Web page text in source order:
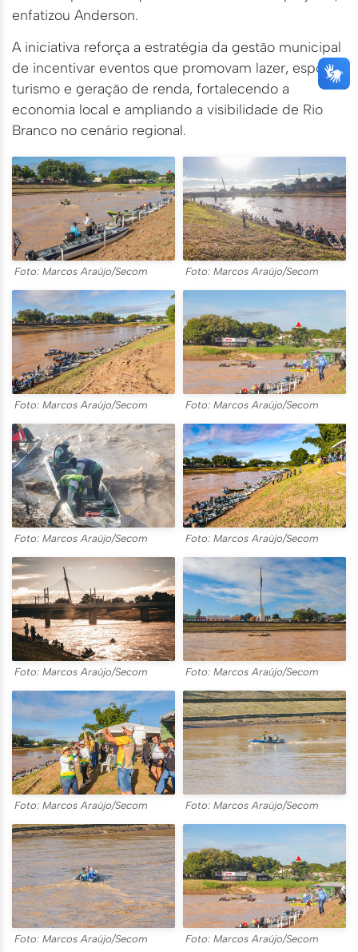
enfatizou Anderson.
A iniciativa reforça a estratégia da gestão municipal
de incentivar eventos que promovam lazer, esporte,
turismo e geração de renda, fortalecendo a
economia local e ampliando a visibilidade de Rio
Branco no cenário regional.
Foto: Marcos Araújo/Secom Foto: Marcos Araújo/Secom
Foto: Marcos Araújo/Secom Foto: Marcos Araújo/Secom
Foto: Marcos Araújo/Secom Foto: Marcos Araújo/Secom
Foto: Marcos Araújo/Secom Foto: Marcos Araújo/Secom
Foto: Marcos Araújo/Secom Foto: Marcos Araújo/Secom
Foto: Marcos Araújo/Secom Foto: Marcos Araújo/Secom